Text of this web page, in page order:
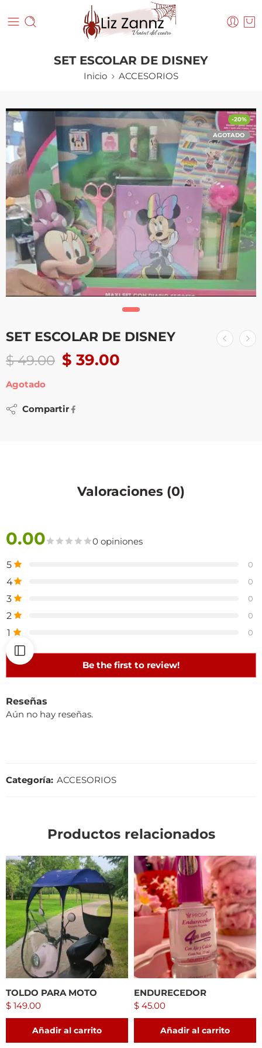
SET ESCOLAR DE DISNEY
Inicio ACCESORIOS
-20%
AGOTADO
SET ESCOLAR DE DISNEY
$49.00 $ 39.00
Agotado
Compartir
Valoraciones (0)
0.00 0 opiniones
5 0
4 0
3 0
2 0
1 0
Be the first to review!
Reseñas
Aún no hay reseñas.
Categoría: ACCESORIOS
Productos relacionados
TOLDO PARA MOTO
$ 149.00
Añadir al carrito
ENDURECEDOR
$ 45.00
Añadir al carrito